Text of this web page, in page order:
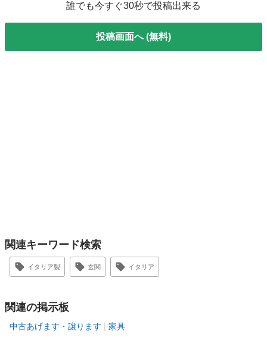
誰でも今すぐ30秒で投稿出来る
投稿画面へ (無料)
関連キーワード検索
イタリア製 玄関 イタリア
関連の掲示板
中古あげます・譲ります 家具